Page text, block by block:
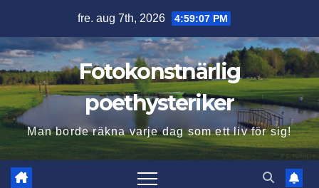
innehåll
fre. aug 7th, 2026 4:59:08 PM
Fotokonstnärlig
poethysteriker
Man borde räkna varje dag som ett liv för sig!